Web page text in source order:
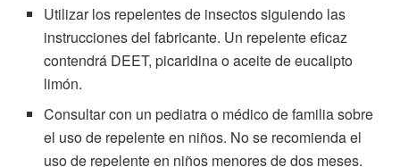
Utilizar los repelentes de insectos siguiendo las
instrucciones del fabricante. Un repelente eficaz
contendrá DEET, picaridina o aceite de eucalipto
limón.
Consultar con un pediatra o médico de familia sobre
el uso de repelente en niños. No se recomienda el
uso de repelente en niños menores de dos meses.